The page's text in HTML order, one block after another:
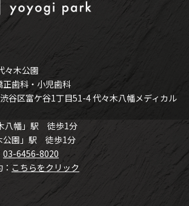
々木公園
歯科・小児歯科
谷区富ケ谷1丁目51-4 代々木八幡メディカル
八幡」駅 徒歩1分
公園」駅 徒歩1分
03-6456-8020
こちらをクリック